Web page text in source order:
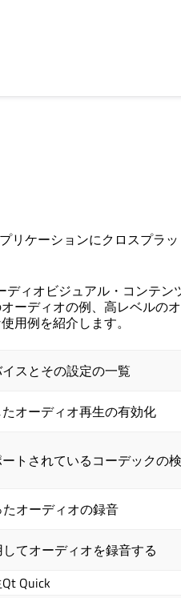
リケーションにクロスプラ
ディオビジュアル・コンテン
ーディオの例、高レベルの
用例を紹介します。
スとその設定の一覧
オーディオ再生の有効化
トされているコーデックの検
たオーディオの録音
てオーディオを録音する
Qt Quick